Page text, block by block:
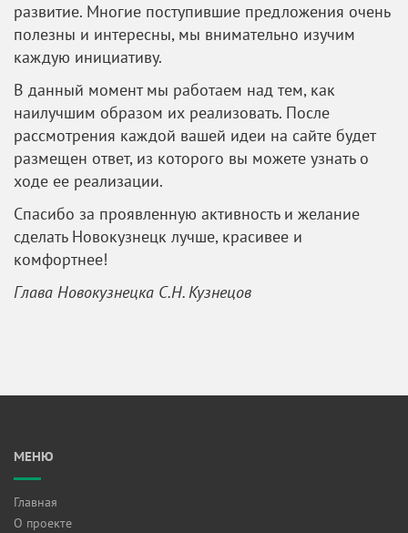
развитие. Многие поступившие предложения очень
полезны и интересны, мы внимательно изучим
каждую инициативу.
В данный момент мы работаем над тем, как
наилучшим образом их реализовать. После
рассмотрения каждой вашей идеи на сайте будет
размещен ответ, из которого вы можете узнать о
ходе ее реализации.
Спасибо за проявленную активность и желание
сделать Новокузнецк лучше, красивее и
комфортнее!
Глава Новокузнецка С.Н. Кузнецов
МЕНЮ
Главная
О проекте